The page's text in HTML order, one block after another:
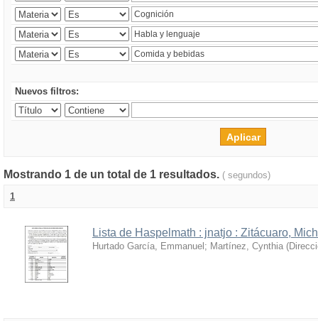
Nuevos filtros:
Mostrando 1 de un total de 1 resultados. ( segundos)
1
Lista de Haspelmath : jnatjo : Zitácuaro,
Hurtado García, Emmanuel ; Martínez, Cynthia (